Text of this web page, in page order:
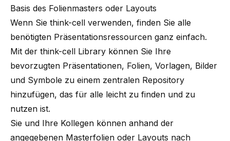
Basis des Folienmasters oder Layouts
Wenn Sie think-cell verwenden, finden Sie alle
benötigten Präsentationsressourcen ganz einfach.
Mit der think-cell Library können Sie Ihre
bevorzugten Präsentationen, Folien, Vorlagen, Bilder
und Symbole zu einem zentralen Repository
hinzufügen, das für alle leicht zu finden und zu
nutzen ist.
Sie und Ihre Kollegen können anhand der
angegebenen Masterfolien oder Layouts nach